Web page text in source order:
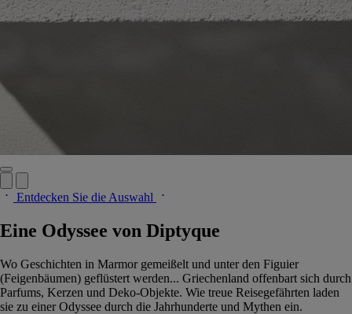
Entdecken Sie die Auswahl
Eine Odyssee von Diptyque
Wo Geschichten in Marmor gemeißelt und unter den Figuier
(Feigenbäumen) geflüstert werden... Griechenland offenbart sich durch
Parfums, Kerzen und Deko-Objekte. Wie treue Reisegefährten laden
sie zu einer Odyssee durch die Jahrhunderte und Mythen ein.